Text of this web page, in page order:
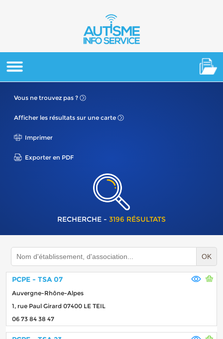
Vous ne trouvez pas ?
Afficher les résultats sur une carte
Imprimer
Exporter en PDF
RECHERCHE - 3196 RÉSULTATS
OK
PCPE - TSA 07
Auvergne-Rhône-Alpes
1, rue Paul Girard 07400 LE TEIL
06 73 84 38 47